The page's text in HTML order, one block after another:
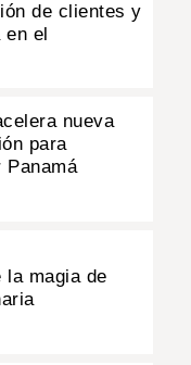
de clientes y
el
nueva
para
Panamá
la magia de